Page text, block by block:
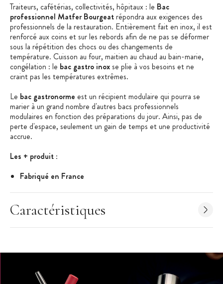
Traiteurs, cafétérias, collectivités, hôpitaux : le Bac
professionnel Matfer Bourgeatrépondra aux exigences des
professionnels de la restauration. Entièrement fait en inox, il est
renforcé aux coins et sur les rebords afin de ne pas se déformer
sous la répétition des chocs ou des changements de
température. Cuisson au four, maitien au chaud au bain-marie,
congélation : le bac gastro inoxse plie à vos besoins et ne
craint pas les températures extrêmes.
Le bac gastronorme est un récipient modulaire qui pourra se
marier à un grand nombre d'autres bacs professionnels
modulaires en fonction des préparations du jour. Ainsi, pas de
perte d'espace, seulement un gain de temps et une productivité
accrue.
Les + produit :
Fabriqué en France
Bac gastronorme conforme aux normes NF 631-1
Bords et coins renforcés contre les déformations
Matériel Professionnel
Dimensions à la norme NF 631-1 (normes internationales du
Caractéristiques